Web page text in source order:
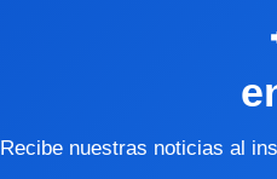
Recibe nuestras noticias al